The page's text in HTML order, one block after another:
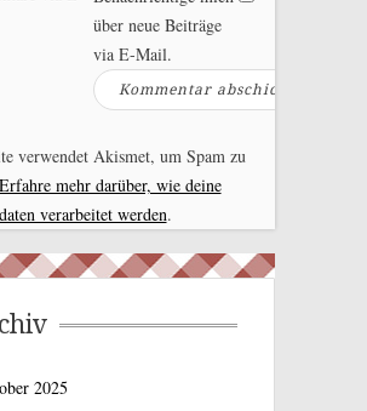
über neue Beiträge
via E-Mail.
verwendet Akismet, um Spam zu
Erfahre mehr darüber, wie deine
verarbeitet werden.
2025